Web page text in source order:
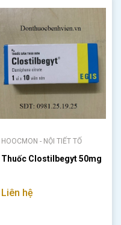
HOOCMON - NỘI TIẾT TỐ
Thuốc Clostilbegyt 50mg
Liên hệ